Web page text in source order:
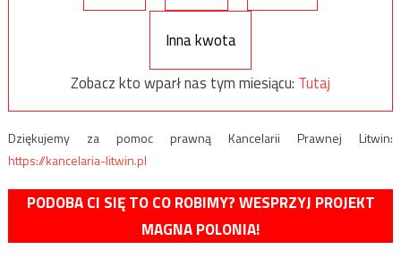
Inna kwota
Zobacz kto wparł nas tym miesiącu: Tutaj
Dziękujemy za pomoc prawną Kancelarii Prawnej Litwin:
https://kancelaria-litwin.pl
PODOBA CI SIĘ TO CO ROBIMY? WESPRZYJ PROJEKT
MAGNA POLONIA!